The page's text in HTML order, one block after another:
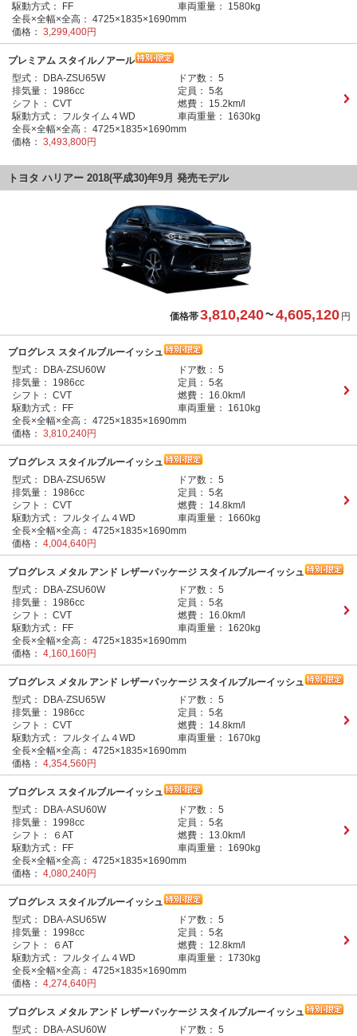
駆動方式：
FF 車両重量：
1580kg
全長×全幅×全高： 4725×1835×1690mm
価格： 3,299,400円
プレミアム スタイルノアール
型式：
DBA-ZSU65W ドア数： 5
排気量：
1986cc 定員： 5名
シフト： CVT 燃費：
15.2km/l
駆動方式：
フルタイム４WD 車両重量：
1630kg
全長×全幅×全高： 4725×1835×1690mm
価格： 3,493,800円
トヨタ ハリアー 2018(平成30)年9月 発売モデル
価格帯3,810,240~4,605,120 円
プログレス スタイルブルーイッシュ
型式：
DBA-ZSU60W ドア数： 5
排気量：
1986cc 定員： 5名
シフト： CVT 燃費：
16.0km/l
駆動方式：
FF 車両重量：
1610kg
全長×全幅×全高： 4725×1835×1690mm
価格： 3,810,240円
プログレス スタイルブルーイッシュ
型式：
DBA-ZSU65W ドア数： 5
排気量：
1986cc 定員： 5名
シフト： CVT 燃費：
14.8km/l
駆動方式：
フルタイム４WD 車両重量：
1660kg
全長×全幅×全高： 4725×1835×1690mm
価格： 4,004,640円
プログレス メタル アンド レザーパッケージ スタイルブルーイッシュ
型式：
DBA-ZSU60W ドア数： 5
排気量：
1986cc 定員： 5名
シフト： CVT 燃費：
16.0km/l
駆動方式：
FF 車両重量：
1620kg
全長×全幅×全高： 4725×1835×1690mm
価格： 4,160,160円
プログレス メタル アンド レザーパッケージ スタイルブルーイッシュ
型式：
DBA-ZSU65W ドア数： 5
排気量：
1986cc 定員： 5名
シフト： CVT 燃費：
14.8km/l
駆動方式：
フルタイム４WD 車両重量：
1670kg
全長×全幅×全高： 4725×1835×1690mm
価格： 4,354,560円
プログレス スタイルブルーイッシュ
型式：
DBA-ASU60W ドア数： 5
排気量：
1998cc 定員： 5名
シフト：
６AT 燃費：
13.0km/l
駆動方式：
FF 車両重量：
1690kg
全長×全幅×全高： 4725×1835×1690mm
価格： 4,080,240円
プログレス スタイルブルーイッシュ
型式：
DBA-ASU65W ドア数： 5
排気量：
1998cc 定員： 5名
シフト：
６AT 燃費：
12.8km/l
駆動方式：
フルタイム４WD 車両重量：
1730kg
全長×全幅×全高： 4725×1835×1690mm
価格： 4,274,640円
プログレス メタル アンド レザーパッケージ スタイルブルーイッシュ
型式：
DBA-ASU60W ドア数： 5